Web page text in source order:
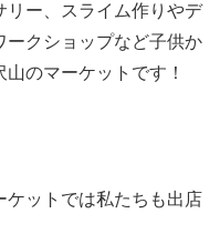
リー、スライム作りやデ
ークショップなど子供か
のマーケットです！
ケットでは私たちも出店